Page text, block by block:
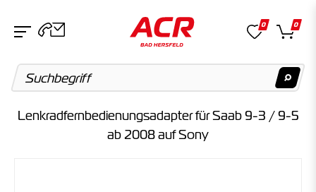
0 0
Lenkradfernbedienungsadapter für Saab 9-3 / 9-5
ab 2008 auf Sony